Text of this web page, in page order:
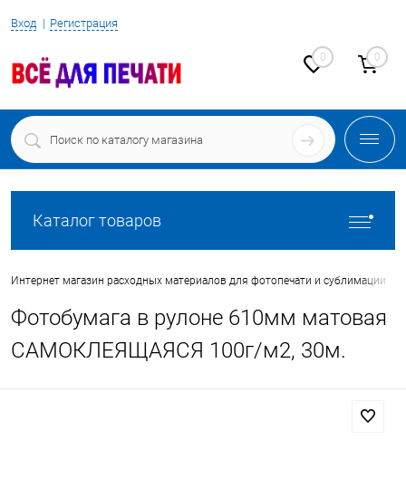
Вход Регистрация
0 0
Каталог товаров
Интернет магазин расходных материалов для фотопечати и сублимации
Фотобумага в рулоне 610мм матовая
САМОКЛЕЯЩАЯСЯ 100г/м2, 30м.